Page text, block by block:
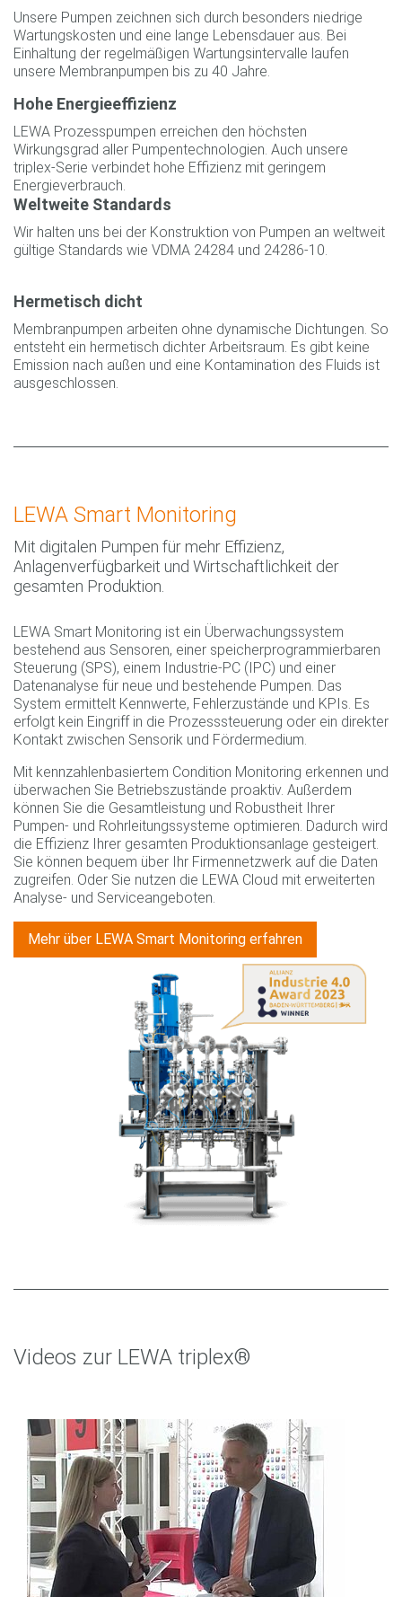
Unsere Pumpen zeichnen sich durch besonders niedrige
Wartungskosten und eine lange Lebensdauer aus. Bei
Einhaltung der regelmäßigen Wartungsintervalle laufen
unsere Membranpumpen bis zu 40 Jahre.
Hohe Energieeffizienz
LEWA Prozesspumpen erreichen den höchsten
Wirkungsgrad aller Pumpentechnologien. Auch unsere
triplex-Serie verbindet hohe Effizienz mit geringem
Energieverbrauch.
Weltweite Standards
Wir halten uns bei der Konstruktion von Pumpen an weltweit
gültige Standards wie VDMA 24284 und 24286-10.
Hermetisch dicht
Membranpumpen arbeiten ohne dynamische Dichtungen. So
entsteht ein hermetisch dichter Arbeitsraum. Es gibt keine
Emission nach außen und eine Kontamination des Fluids ist
ausgeschlossen.
LEWA Smart Monitoring
Mit digitalen Pumpen für mehr Effizienz,
Anlagenverfügbarkeit und Wirtschaftlichkeit der
gesamten Produktion.
LEWA Smart Monitoring ist ein Überwachungssystem
bestehend aus Sensoren, einer speicherprogrammierbaren
Steuerung (SPS), einem Industrie-PC (IPC) und einer
Datenanalyse für neue und bestehende Pumpen. Das
System ermittelt Kennwerte, Fehlerzustände und KPIs. Es
erfolgt kein Eingriff in die Prozesssteuerung oder ein direkter
Kontakt zwischen Sensorik und Fördermedium.
Mit kennzahlenbasiertem Condition Monitoring erkennen und
überwachen Sie Betriebszustände proaktiv. Außerdem
können Sie die Gesamtleistung und Robustheit Ihrer
Pumpen- und Rohrleitungssysteme optimieren. Dadurch wird
die Effizienz Ihrer gesamten Produktionsanlage gesteigert.
Sie können bequem über Ihr Firmennetzwerk auf die Daten
zugreifen. Oder Sie nutzen die LEWA Cloud mit erweiterten
Analyse- und Serviceangeboten.
Mehr über LEWA Smart Monitoring erfahren
Videos zur LEWA triplex®